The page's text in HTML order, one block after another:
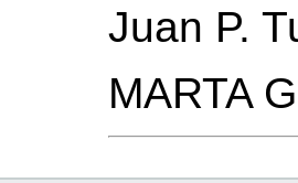
Juan P.
MARTA